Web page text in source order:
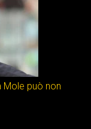
Mole può non